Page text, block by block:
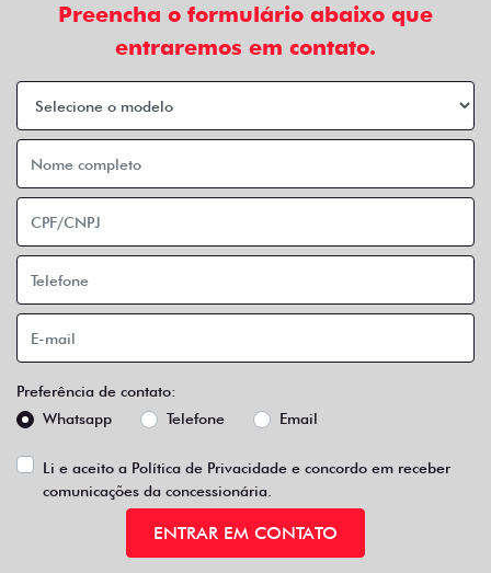
Preencha o formulário abaixo que
entraremos em contato.
Preferência de contato:
Whatsapp
Telefone Email
Li e aceito a Política de Privacidade e concordo em receber
comunicações da concessionária.
ENTRAR EM CONTATO